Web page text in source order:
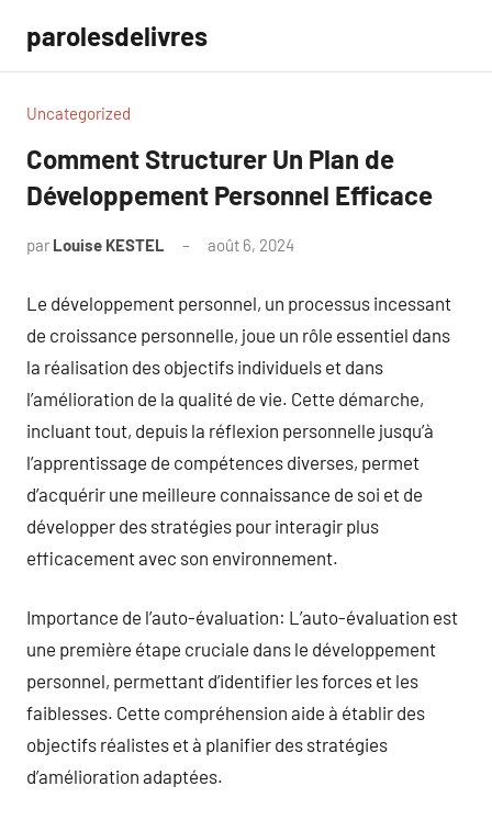
contenu
parolesdelivres
Uncategorized
Comment Structurer Un Plan de
Développement Personnel Efficace
par Louise KESTEL août 6, 2024
Le développement personnel, un processus incessant
de croissance personnelle, joue un rôle essentiel dans
la réalisation des objectifs individuels et dans
l’amélioration de la qualité de vie. Cette démarche,
incluant tout, depuis la réflexion personnelle jusqu’à
l’apprentissage de compétences diverses, permet
d’acquérir une meilleure connaissance de soi et de
développer des stratégies pour interagir plus
efficacement avec son environnement.
Importance de l’auto-évaluation: L’auto-évaluation est
une première étape cruciale dans le développement
personnel, permettant d’identifier les forces et les
faiblesses. Cette compréhension aide à établir des
objectifs réalistes et à planifier des stratégies
d’amélioration adaptées.